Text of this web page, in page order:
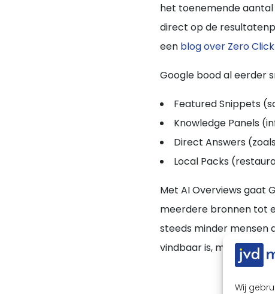
Wij
het toenemende aantal
direct op de
een blog over Zero
Google bood al eerder
Featured Snippets
Knowledge Panels
Direct Answers
Local Packs
Met AI Overviews gaat
meerdere bronnen tot
steeds minder mensen
vindbaar is, maar ook